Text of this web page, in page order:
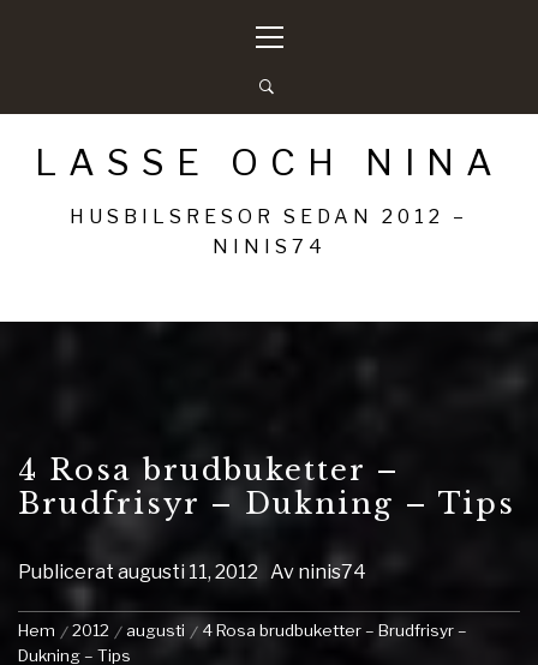
meny
LASSE OCH NINA
HUSBILSRESOR SEDAN 2012 –
NINIS74
4 Rosa brudbuketter –
Brudfrisyr – Dukning – Tips
Publicerataugusti 11, 2012 Av ninis74
Hem 2012 augusti
4 Rosa brudbuketter – Brudfrisyr –
Dukning – Tips